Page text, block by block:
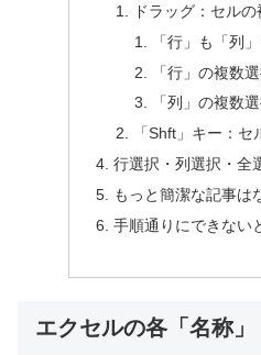
ドラッグ：セル
「行」も「列
「行」の複数
「列」の複数
「Shft」キー：
行選択・列選択・全
もっと簡潔な記事は
手順通りにできない
エクセルの各「名称」